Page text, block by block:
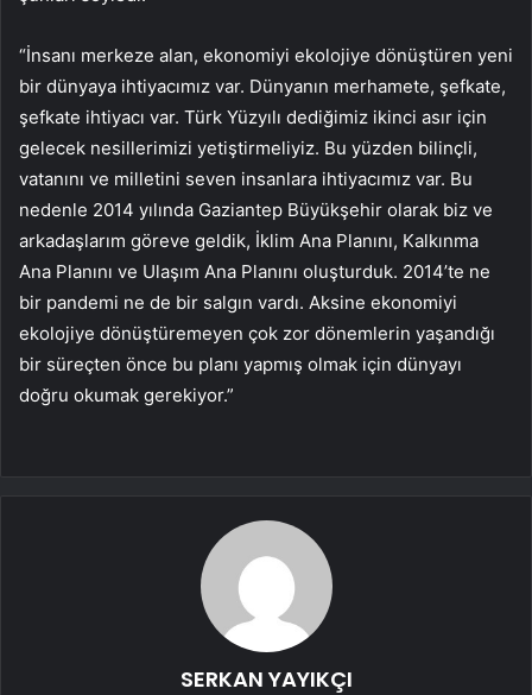
“İnsanı merkeze alan, ekonomiyi ekolojiye dönüştüren yeni
bir dünyaya ihtiyacımız var. Dünyanın merhamete, şefkate,
şefkate ihtiyacı var. Türk Yüzyılı dediğimiz ikinci asır için
gelecek nesillerimizi yetiştirmeliyiz. Bu yüzden bilinçli,
vatanını ve milletini seven insanlara ihtiyacımız var. Bu
nedenle 2014 yılında Gaziantep Büyükşehir olarak biz ve
arkadaşlarım göreve geldik, İklim Ana Planını, Kalkınma
Ana Planını ve Ulaşım Ana Planını oluşturduk. 2014’te ne
bir pandemi ne de bir salgın vardı. Aksine ekonomiyi
ekolojiye dönüştüremeyen çok zor dönemlerin yaşandığı
bir süreçten önce bu planı yapmış olmak için dünyayı
doğru okumak gerekiyor.”
SERKAN YAYIKÇI